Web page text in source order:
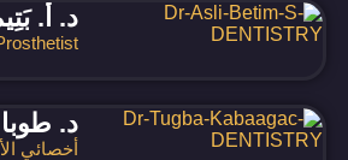
د. أ.
د. طوبا
أخصائي